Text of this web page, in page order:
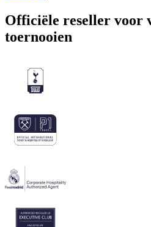
Officiële reseller voor
toernooien